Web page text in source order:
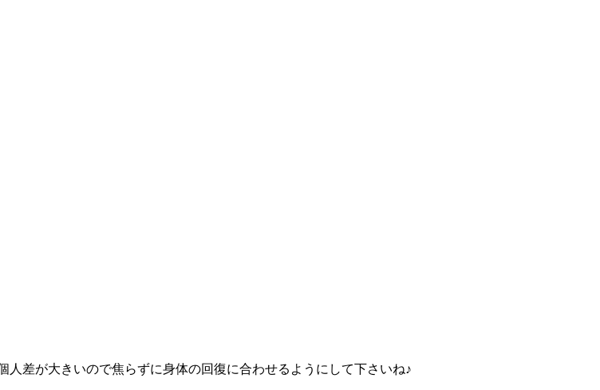
差が大きいので焦らずに身体の回復に合わせるようにして下さいね♪